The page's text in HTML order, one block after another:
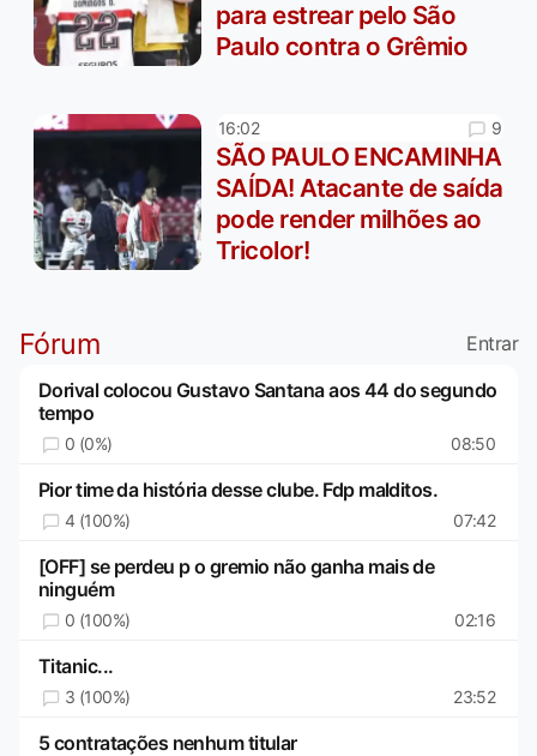
para estrear pelo São
Paulo contra o Grêmio
16:02 9
SÃO PAULO ENCAMINHA
SAÍDA! Atacante de saída
pode render milhões ao
Tricolor!
Fórum
Entrar
Dorival colocou Gustavo Santana aos 44 do segundo
tempo
0 (0%) 08:50
Pior time da história desse clube. Fdp malditos.
4 (100%) 07:42
[OFF] se perdeu p o gremio não ganha mais de
ninguém
0 (100%) 02:16
Titanic...
3 (100%) 23:52
5 contratações nenhum titular